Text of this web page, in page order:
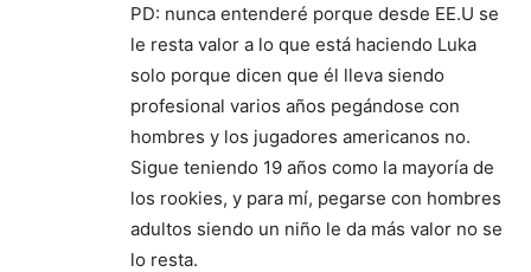
PD: nunca entenderé porque desde EE.U se
le resta valor a lo que está haciendo Luka
solo porque dicen que él lleva siendo
profesional varios años pegándose con
hombres y los jugadores americanos no.
Sigue teniendo 19 años como la mayoría de
los rookies, y para mí, pegarse con hombres
adultos siendo un niño le da más valor no se
lo resta.